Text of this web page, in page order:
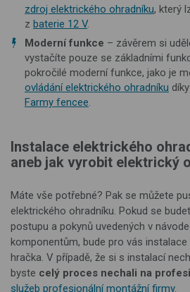
zdroj elektrického ohradníku, který
z baterie 12 V.
Moderní funkce – závěrem si
vystačíte pouze se základními
pokročilé moderní funkce, jako je
ovládání elektrického ohradníku díky
Farmy fencee.
Instalace elektrického
aneb jak vyrobit elektrický
Máte vše potřebné? Pak se můžete
elektrického ohradníku. Pokud se
postupu a pokynů uvedených v
komponentům, bude pro vás
hračka. V případě, že si s instalací
byste celý proces nechali na
služeb profesionální montážní firmy.